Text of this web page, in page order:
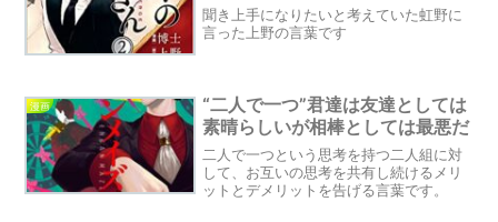
聞き上手になりたいと考えていた虹野に
言った上野の言葉です
漫画
“二人で一つ”君達は友達としては
素晴らしいが相棒としては最悪だ
二人で一つという思考を持つ二人組に対
して、お互いの思考を共有し続けるメリ
ットとデメリットを告げる言葉です。